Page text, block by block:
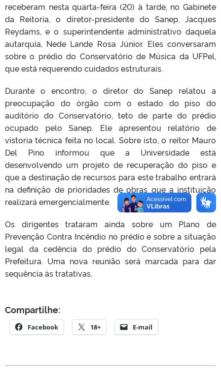
receberam nesta quarta-feira (20) à tarde, no Gabinete
da Reitoria, o diretor-presidente do Sanep, Jacques
Reydams, e o superintendente administrativo daquela
autarquia, Nede Lande Rosa Júnior. Eles conversaram
sobre o prédio do Conservatório de Música da UFPel,
que está requerendo cuidados estruturais.
Durante o encontro, o diretor do Sanep relatou a
preocupação do órgão com o estado do piso do
auditório do Conservatório, teto de parte do prédio
ocupado pelo Sanep. Ele apresentou relatório de
vistoria técnica feita no local. Sobre isto, o reitor Mauro
Del Pino informou que a Universidade está
desenvolvendo um projeto de recuperação do piso e
que a destinação de recursos para este trabalho entrará
na definição de prioridades de obras que a instituição
realizará emergencialmente.
Os dirigentes trataram ainda sobre um Plano de
Prevenção Contra Incêndio no prédio e sobre a situação
legal da cedência do prédio do Conservatório pela
Prefeitura. Uma nova reunião será marcada para dar
sequência às tratativas.
Compartilhe:
Facebook 18+ E-mail